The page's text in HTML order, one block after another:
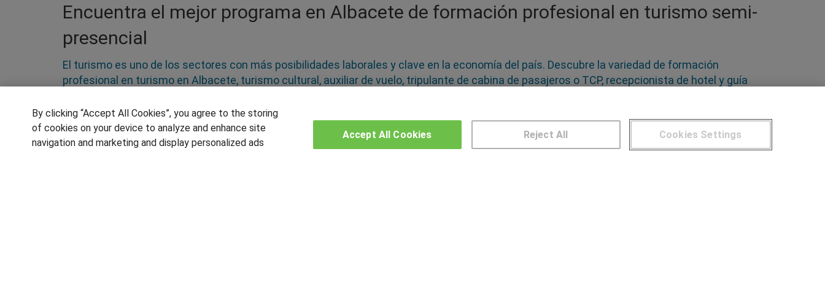
Encuentra el mejor programa en Albacete de formación profesional en turismo semi-
presencial
El turismo es uno de los sectores con más posibilidades laborales y clave en la economía del país. Descubre la variedad de formación
profesional en turismo en Albacete, turismo cultural, auxiliar de vuelo, tripulante de cabina de pasajeros o TCP, recepcionista de hotel y guía
un requisito necesario en la mayoría de las ofertas de empleo, especialmente el inglés, francés y alemán, y donde deberás dominar distintas
herramientas como Amadeus en el caso de querer formarte como agente de viajes y adquirir las aptitudes necesarias para gestionar
negocios turísticos, dirigir equipos de recursos humanos relacionados con el turismo o poner en marcha una empresa en este sector
By clicking “Accept All Cookies”, you agree to the storing
of cookies on your device to analyze and enhance site
navigation and marketing and display personalized ads
Cookies Settings
Reject All
Accept All Cookies